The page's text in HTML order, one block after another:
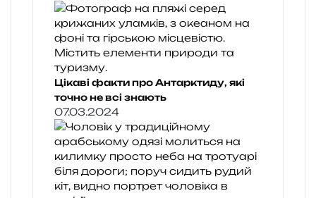
Цікаві факти про Антарктиду, які
точно не всі знають
07.03.2024